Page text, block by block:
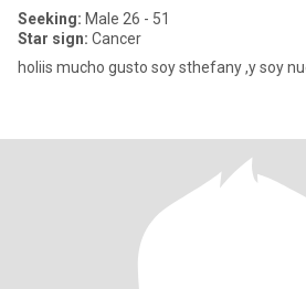
Seeking: Male 26 - 51
Star sign: Cancer
holiis mucho gusto soy sthefany ,y soy